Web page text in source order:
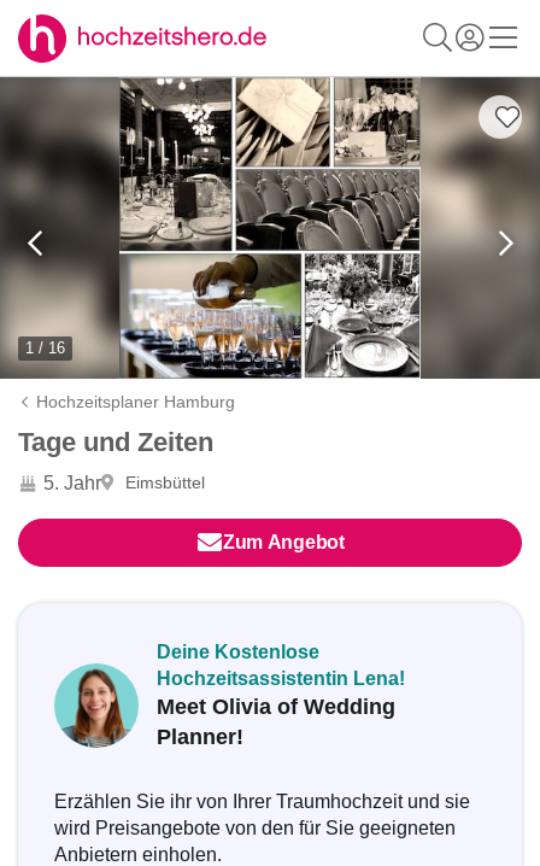
1 / 16
Hochzeitsplaner Hamburg
Tage und Zeiten
5. Jahr Eimsbüttel
Zum Angebot
Deine Kostenlose
Hochzeitsassistentin Lena!
Meet Olivia of Wedding
Planner!
Erzählen Sie ihr von Ihrer Traumhochzeit und sie
wird Preisangebote von den für Sie geeigneten
Anbietern einholen.